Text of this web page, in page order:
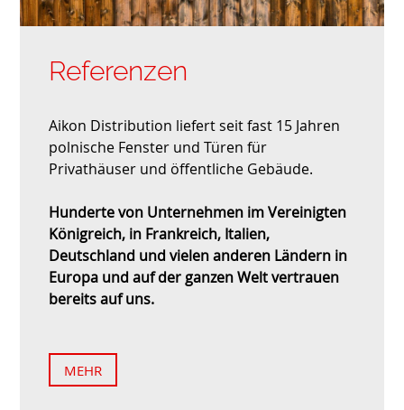
Referenzen
Aikon Distribution liefert seit fast 15 Jahren
polnische Fenster und Türen für
Privathäuser und öffentliche Gebäude.
Hunderte von Unternehmen im Vereinigten
Königreich, in Frankreich, Italien,
Deutschland und vielen anderen Ländern in
Europa und auf der ganzen Welt vertrauen
bereits auf uns.
MEHR